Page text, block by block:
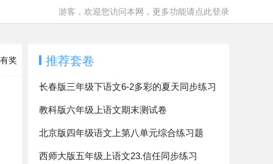
游客，欢迎您访问本网，更多功能请点此登录
奖 推荐套卷
长春版三年级下语文6-2多彩的夏天同步练习
教科版六年级上语文期末测试卷
北京版四年级语文上第八单元综合练习题
西师大版五年级上语文23.信任同步练习